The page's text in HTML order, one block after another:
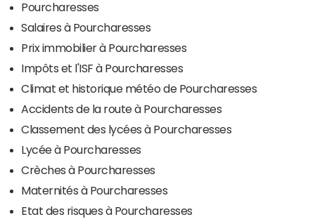
Pourcharesses
Salaires à Pourcharesses
Prix immobilier à Pourcharesses
Impôts et l'ISF à Pourcharesses
Climat et historique météo de Pourcharesses
Accidents de la route à Pourcharesses
Classement des lycées à Pourcharesses
Lycée à Pourcharesses
Crèches à Pourcharesses
Maternités à Pourcharesses
Etat des risques à Pourcharesses